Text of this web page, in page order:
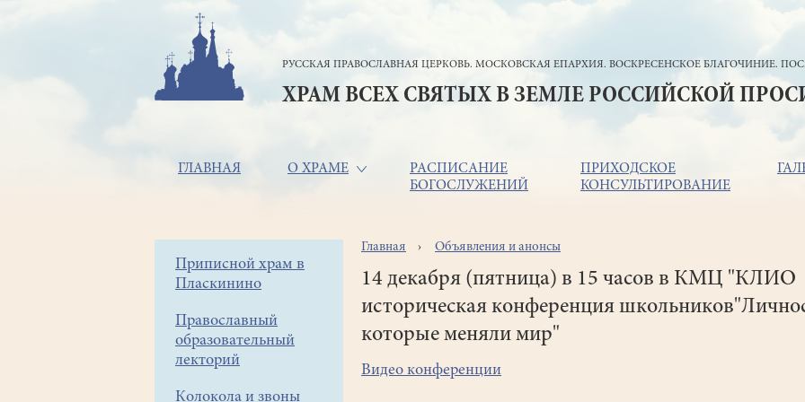
РУССКАЯ ПРАВОСЛАВНАЯ ЦЕРКОВЬ. МОСКОВСКАЯ ЕПАРХИЯ. ВОСКРЕСЕНСКОЕ БЛАГОЧИНИЕ.
ХРАМ ВСЕХ СВЯТЫХ В ЗЕМЛЕ РОССИЙСКОЙ
Основная
ГЛАВНАЯ О ХРАМЕ
РАСПИСАНИЕ
БОГОСЛУЖЕНИЙ
ПРИХОДСКОЕ
КОНСУЛЬТИРОВАНИЕ
Боковое
меню
Приписной храм в
Пласкинино
Православный
образовательный
лекторий
Колокола и звоны
Строка
навигации
Главная Объявления и анонсы
14 декабря (пятница) в 15 часов в КМЦ "КЛИО
историческая конференция
которые меняли мир"
Видео конференции